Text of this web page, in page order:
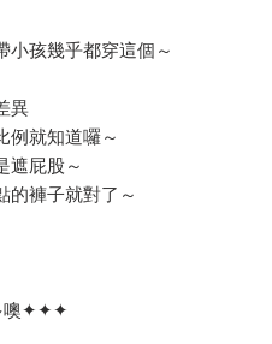
孩幾乎都穿這個～
異
例就知道囉～
遮屁股～
的褲子就對了～
噢✦✦✦